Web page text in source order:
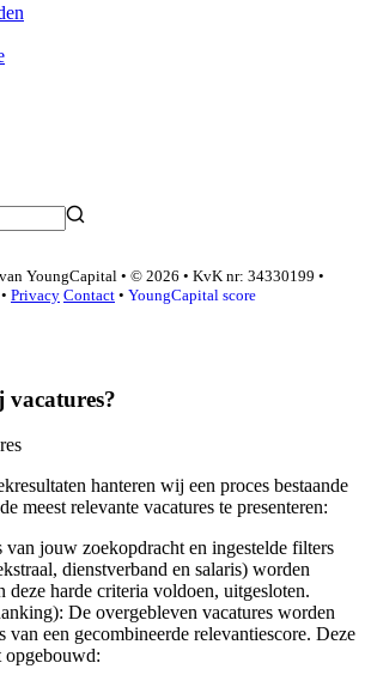
YoungCapital • © 2026 • KvK nr: 34330199 •
• Privacy Contact • YoungCapital score
vacatures?
hanteren wij een proces bestaande
meest relevante vacatures te presenteren:
van jouw zoekopdracht en ingestelde filters
dienstverband en salaris) worden
deze harde criteria voldoen, uitgesloten.
De overgebleven vacatures worden
van een gecombineerde relevantiescore. Deze
opgebouwd: